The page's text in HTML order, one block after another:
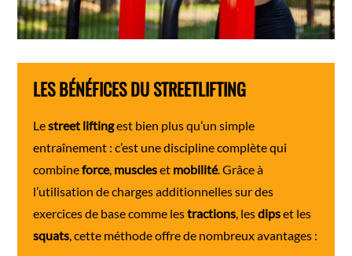
LES BÉNÉFICES DU STREETLIFTING
Lestreet liftingest bien plus qu’un simple
entraînement : c’est une discipline complète qui
combineforce, muscleset mobilité. Grâce à
l’utilisation de charges additionnelles sur des
exercices de base comme lestractions , lesdipset les
squats , cette méthode offre de nombreux avantages :